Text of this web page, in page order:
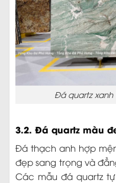
Đá quartz
3.2. Đá quartz màu
Đá thạch anh hợp
đẹp sang trọng và
Các mẫu đá quartz